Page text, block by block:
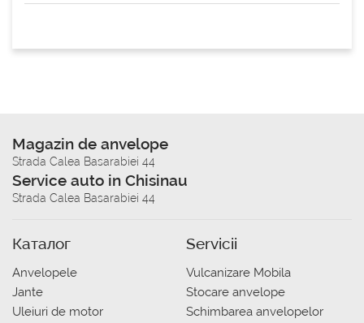
Magazin de anvelope
Strada Calea Basarabiei 44
Service auto in Chisinau
Strada Calea Basarabiei 44
Каталог
Anvelopele
Jante
Uleiuri de motor
Servicii
Vulcanizare Mobila
Stocare anvelope
Schimbarea anvelopelor